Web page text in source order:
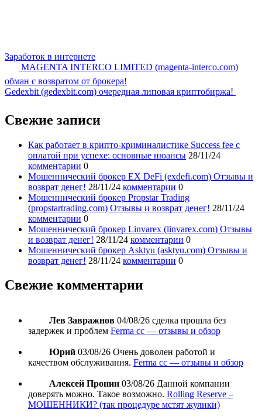
Заработок в интернете
MAGENTA INTERCO LIMITED (magenta-interco.com)
обман с возвратом от брокера!
Gedexbit (gedexbit.com) очередная липовая криптобиржа!
Свежие записи
Как работает в крипто-криминалистике Success fee с
оплатой при успехе: основные нюансы 28/11/24
комментарии 0
Мошеннический брокер EX DeFi (exdefi.com) Отзывы и
возврат денег! 28/11/24 комментарии 0
Мошеннический брокер Propstar Trading
(propstartrading.com) Отзывы и возврат денег! 28/11/24
комментарии 0
Мошеннический брокер Linvarex (linvarex.com) Отзывы
и возврат денег! 28/11/24 комментарии 0
Мошеннический брокер Asktyu (asktyu.com) Отзывы и
возврат денег! 28/11/24 комментарии 0
Свежие комментарии
Лев Завражнов 04/08/26 сделка прошла без
задержек и проблем Ferma cc — отзывы и обзор
Юрий 03/08/26 Очень доволен работой и
качеством обслуживания. Ferma cc — отзывы и обзор
Алексей Пронин 03/08/26 Данной компании
доверять можно. Такое возможно. Rolling Reserve –
МОШЕННИКИ? (так процедуре мстят жулики)